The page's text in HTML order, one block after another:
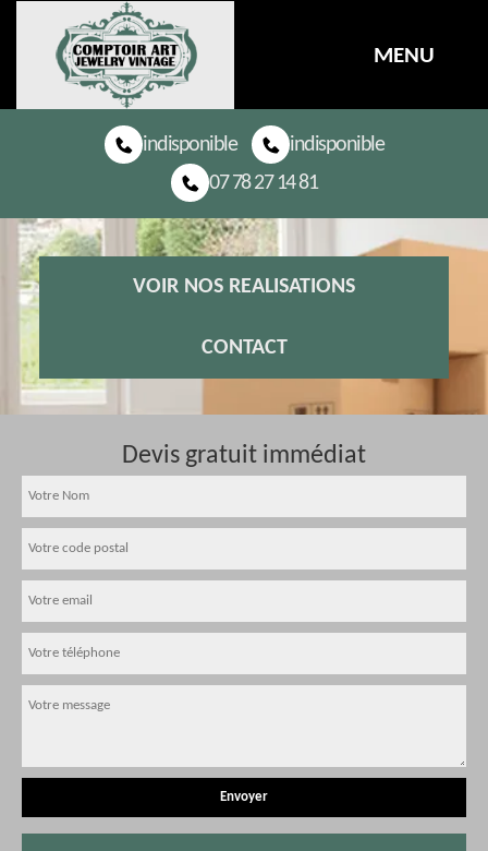
MENU
indisponible
indisponible
07 78 27 14 81
VOIR NOS REALISATIONS
CONTACT
Devis gratuit immédiat